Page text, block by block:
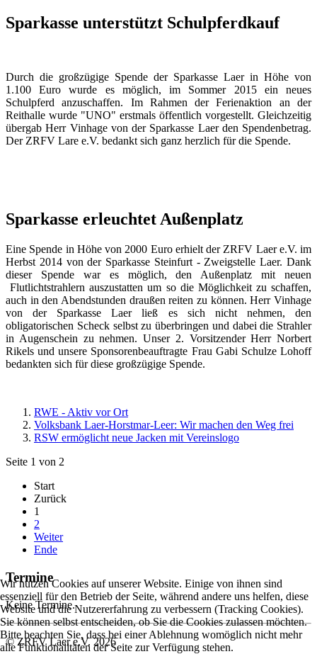
Sparkasse unterstützt Schulpferdkauf
Durch die großzügige Spende der Sparkasse Laer in Höhe von
1.100 Euro wurde es möglich, im Sommer 2015 ein neues
Schulpferd anzuschaffen. Im Rahmen der Ferienaktion an der
Reithalle wurde "UNO" erstmals öffentlich vorgestellt. Gleichzeitig
übergab Herr Vinhage von der Sparkasse Laer den Spendenbetrag.
Der ZRFV Lare e.V. bedankt sich ganz herzlich für die Spende.
Sparkasse erleuchtet Außenplatz
Eine Spende in Höhe von 2000 Euro erhielt der ZRFV Laer e.V. im
Herbst 2014 von der Sparkasse Steinfurt - Zweigstelle Laer. Dank
dieser Spende war es möglich, den Außenplatz mit neuen
Flutlichtstrahlern auszustatten um so die Möglichkeit zu schaffen,
auch in den Abendstunden draußen reiten zu können. Herr Vinhage
von der Sparkasse Laer ließ es sich nicht nehmen, den
obligatorischen Scheck selbst zu überbringen und dabei die Strahler
in Augenschein zu nehmen. Unser 2. Vorsitzender Herr Norbert
Rikels und unsere Sponsorenbeauftragte Frau Gabi Schulze Lohoff
bedankten sich für diese großzügige Spende.
RWE - Aktiv vor Ort
Volksbank Laer-Horstmar-Leer: Wir machen den Weg frei
RSW ermöglicht neue Jacken mit Vereinslogo
Seite 1 von 2
Start
Zurück
1
2
Weiter
Ende
Termine
Keine Termine.
© ZRFV Laer e.V. 2026
Wir nutzen Cookies auf unserer Website. Einige von ihnen sind
essenziell für den Betrieb der Seite, während andere uns helfen, diese
Website und die Nutzererfahrung zu verbessern (Tracking Cookies).
Sie können selbst entscheiden, ob Sie die Cookies zulassen möchten.
Bitte beachten Sie, dass bei einer Ablehnung womöglich nicht mehr
alle Funktionalitäten der Seite zur Verfügung stehen.